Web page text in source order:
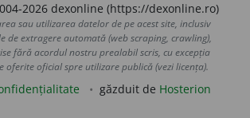
2026 dexonline (https://dexonline.ro)
sau utilizarea datelor de pe acest site, inclusiv
de extragere automată (web scraping, crawling),
fără acordul nostru prealabil scris, cu excepția
oferite oficial spre utilizare publică (vezi licența).
găzduit de Hosterion